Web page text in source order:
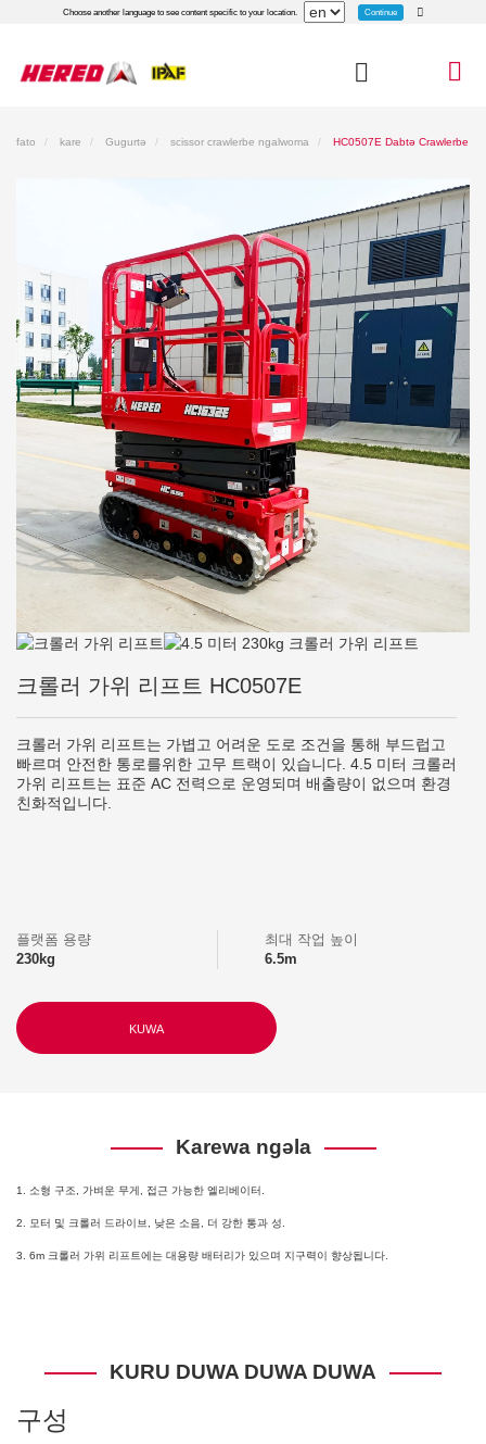
Choose another language to see content specific to your location. Continue
fato kare Gugurtə scissor crawlerbe ngalwoma HC0507E Dabtə Crawlerbe
크롤러 가위 리프트 HC0507E
크롤러 가위 리프트는 가볍고 어려운 도로 조건을 통해 부드럽고
빠르며 안전한 통로를위한 고무 트랙이 있습니다. 4.5 미터 크롤러
가위 리프트는 표준 AC 전력으로 운영되며 배출량이 없으며 환경
친화적입니다.
플랫폼 용량
230kg
최대 작업 높이
6.5m
KUWA
Karewa ngəla
1. 소형 구조, 가벼운 무게, 접근 가능한 엘리베이터.
2. 모터 및 크롤러 드라이브, 낮은 소음, 더 강한 통과 성.
3. 6m 크롤러 가위 리프트에는 대용량 배터리가 있으며 지구력이 향상됩니다.
KURU DUWA DUWA DUWA
구성